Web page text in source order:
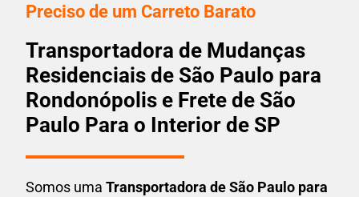
Preciso de um Carreto Barato
Transportadora de Mudanças
Residenciais de São Paulo para
Rondonópolis e Frete de São
Paulo Para o Interior de SP
Somos uma Transportadora de São Paulo para